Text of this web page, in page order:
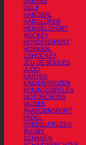
GOLF
HANDBAL
HARDLOPEN
HENGELSPORT
HOCKEY
HONDENSPORT
HONKBAL
IJSHOCKEY
JEU DE BOULES
JUDO
KARTEN
KINDERPRIJZEN
KONINGSSPELEN
MOTORCROSS
MUZIEK
PAARDENSPORT
PADEL
POEDELPRIJZEN
RUGBY
SCHAKEN